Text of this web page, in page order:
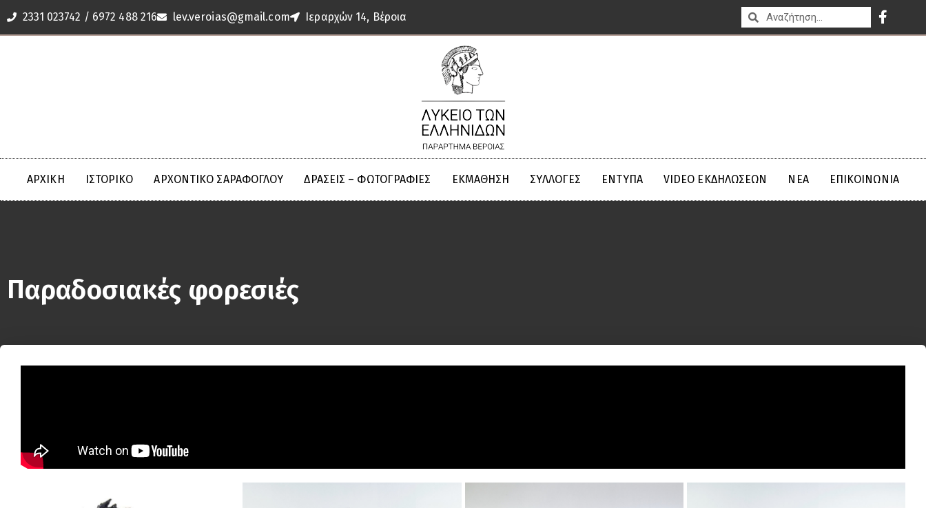
2331 023742 / 6972 488 216 lev.veroias@gmail.com Ιεραρχών 14, Βέροια
ΑΡΧΙΚΗ ΙΣΤΟΡΙΚΟ ΑΡΧΟΝΤΙΚΌ ΣΑΡΆΦΟΓΛΟΥ ΔΡΑΣΕΙΣ – ΦΩΤΟΓΡΑΦΙΕΣ ΕΚΜΆΘΗΣΗ ΣΥΛΛΟΓΈΣ ΈΝΤΥΠΑ VIDEO ΕΚΔΗΛΩΣΕΩΝ ΝΈΑ ΕΠΙΚΟΙΝΩΝΊΑ
Παραδοσιακές φορεσιές